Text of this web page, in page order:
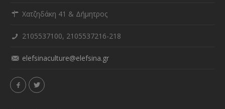
Χατζηδάκη 41 & Δήμητρος
2105537100, 2105537216-218
elefsinaculture@elefsina.gr